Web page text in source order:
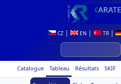
CZ| EN | TR|
Catalogue Tableau Résultats SKIF